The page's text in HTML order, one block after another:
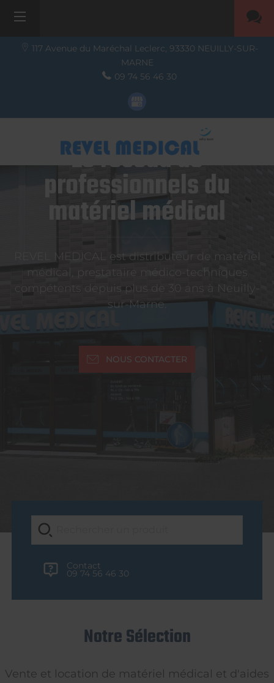
117 Avenue du Maréchal Leclerc, 93330 NEUILLY-SUR-
MARNE
09 74 56 46 30
Le réseau de
professionnels du
matériel médical
REVEL MEDICAL est distributeur de matériel
médical, prestataire médico-techniques
compétents depuis plus de 30 ans à Neuilly-
sur-Marne.
NOUS CONTACTER
Contact
09 74 56 46 30
Notre Sélection
Vente et location de matériel médical et d'aides